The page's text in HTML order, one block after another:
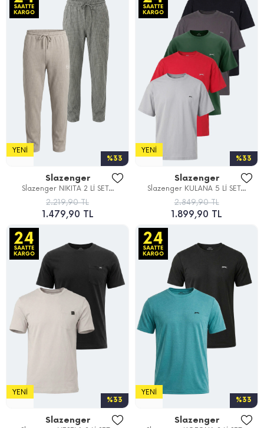
%33
YENI
Slazenger
Slazenger NIKITA 2 Lİ SET...
2.219,90 TL
1.479,90 TL
%33
YENI
Slazenger
Slazenger KULANA 5 Lİ SET...
2.849,90 TL
1.899,90 TL
%33
YENI
Slazenger
%33
YENI
Slazenger